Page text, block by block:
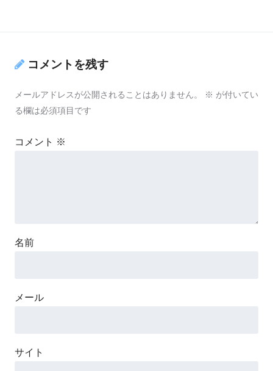
コメントを残す
メールアドレスが公開されることはありません。 ※ が付いてい
る欄は必須項目です
コメント ※
名前
メール
サイト